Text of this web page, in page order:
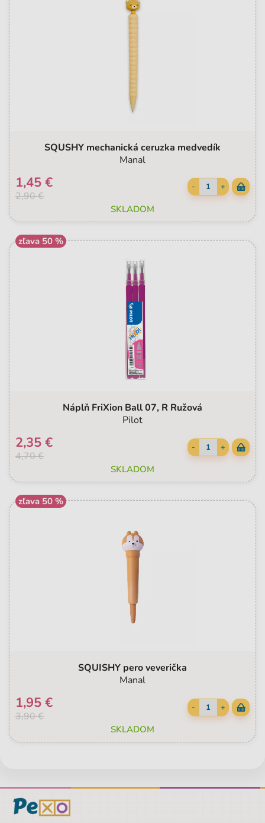
SQUSHY mechanická ceruzka medvedík
Manal
2,90 €
1,45 € - +
SKLADOM
zľava 50 %
Náplň FriXion Ball 07, R Ružová
Pilot
4,70 €
2,35 € - +
SKLADOM
zľava 50 %
SQUISHY pero veverička
Manal
3,90 €
1,95 € - +
SKLADOM